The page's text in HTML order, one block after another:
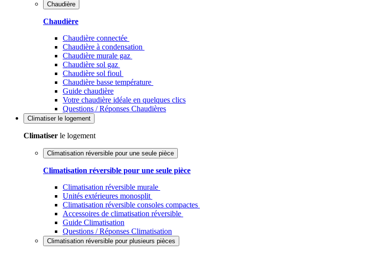
Chaudière
Chaudière
Chaudière connectée
Chaudière à condensation
Chaudière murale gaz
Chaudière sol gaz
Chaudière sol fioul
Chaudière basse température
Guide chaudière
Votre chaudière idéale en quelques clics
Questions / Réponses Chaudières
Climatiser le logement
Climatiser le logement
Climatisation réversible pour une seule pièce
Climatisation réversible pour une seule pièce
Climatisation réversible murale
Unités extérieures monosplit
Climatisation réversible consoles compactes
Accessoires de climatisation réversible
Guide Climatisation
Questions / Réponses Climatisation
Climatisation réversible pour plusieurs pièces